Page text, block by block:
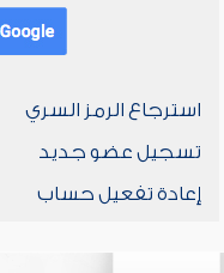
استرجاع الرمز السري
تسجيل عضو جديد
إعادة تفعيل حساب